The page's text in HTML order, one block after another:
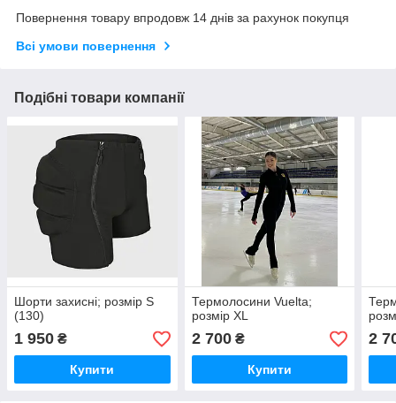
Повернення товару впродовж 14 днів за рахунок покупця
Всі умови повернення
Подібні товари компанії
Шорти захисні; розмір S
(130)
1 950 ₴
Купити
Термолосини Vuelta;
розмір XL
2 700₴
Купити
2